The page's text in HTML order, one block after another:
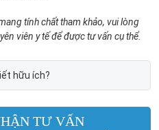
tính chất tham khảo, vui lòng
viên y tế để được tư vấn cụ thể.
hữu ích?
TƯ VẤN